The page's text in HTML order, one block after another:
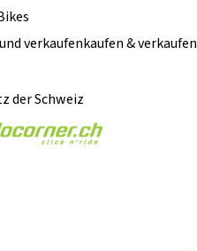
verkaufenkaufen & verkaufen
der Schweiz